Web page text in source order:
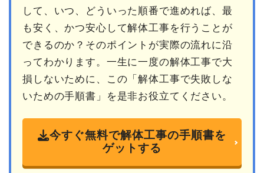
して、いつ、どういった順番で進めれば、最
も安く、かつ安心して解体工事を行うことが
できるのか？そのポイントが実際の流れに沿
ってわかります。一生に一度の解体工事で大
損しないために、この「解体工事で失敗しな
いための手順書」を是非お役立てください。
今すぐ無料で解体工事の手順書を
ゲットする